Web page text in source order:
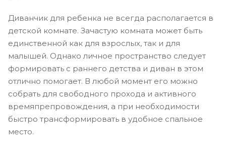
Диванчик для ребенка не всегда располагается в
детской комнате. Зачастую комната может быть
единственной как для взрослых, так и для
малышей. Однако личное пространство следует
формировать с раннего детства и диван в этом
отлично помогает. В любой момент его можно
собрать для свободного прохода и активного
времяпрепровождения, а при необходимости
быстро трансформировать в удобное спальное
место.